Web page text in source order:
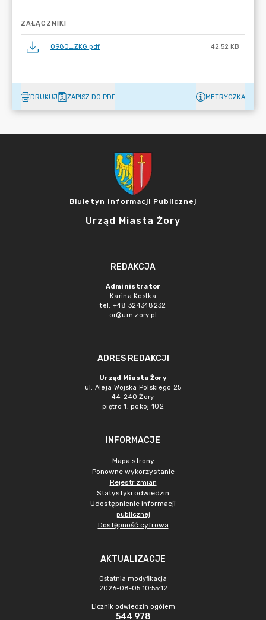
ZAŁĄCZNIKI
0980_ZKG.pdf 42.52 KB
DRUKUJ ZAPISZ DO PDF METRYCZKA
Biuletyn Informacji Publicznej
Urząd Miasta Żory
REDAKCJA
Administrator
Karina Kostka
tel. +48 324348232
or@um.zory.pl
ADRES REDAKCJI
Urząd Miasta Żory
ul. Aleja Wojska Polskiego 25
44-240 Żory
piętro 1, pokój 102
INFORMACJE
Mapa strony
Ponowne wykorzystanie
Rejestr zmian
Statystyki odwiedzin
Udostępnienie informacji
publicznej
Dostępność cyfrowa
AKTUALIZACJE
Ostatnia modyfikacja
2026-08-05 10:55:12
Licznik odwiedzin ogółem
544 978